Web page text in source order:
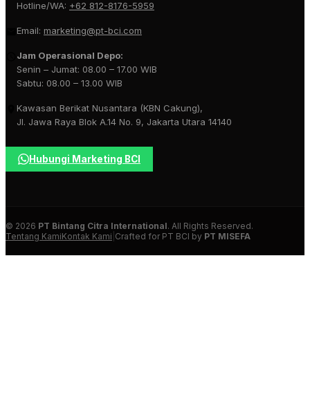
Hotline/WA: +62 812-8176-5959
Email: marketing@pt-bci.com
Jam Operasional Depo:
Senin – Jumat: 08.00 – 17.00 WIB
Sabtu: 08.00 – 13.00 WIB
Kawasan Berikat Nusantara (KBN Cakung),
Jl. Jawa Raya Blok A.14 No. 9, Jakarta Utara 14140
Hubungi Marketing BCI
© 2026 PT Bintang Citra International. All Rights Reserved.
Tentang KamiKontak Kami Crafted for PT BCI by PT MISEFA